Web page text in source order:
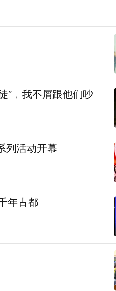
”，我不屑跟他们吵
列活动开幕
年古都